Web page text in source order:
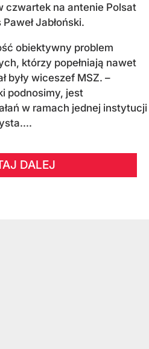
czwartek na antenie Polsat
Jabłoński.
obiektywny problem
którzy popełniają nawet
były wiceszef MSZ. –
podnosimy, jest
w ramach jednej instytucji
DALEJ